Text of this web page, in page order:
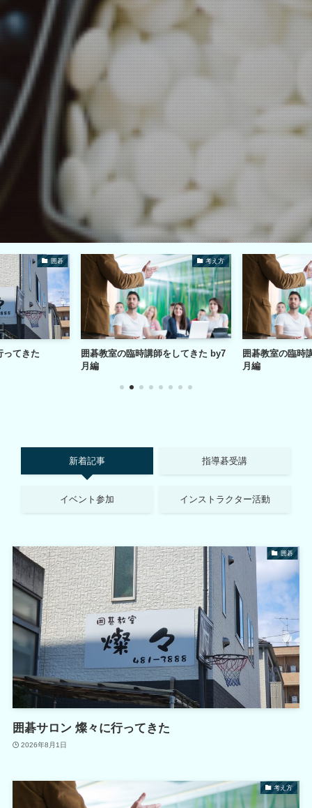
囲碁
ってきた
考え方
囲碁教室の臨時講師をしてきた by7
月編
囲碁教室の臨時
月編
新着記事 指導碁受講
イベント参加 インストラクター活動
囲碁
囲碁サロン 燦々に行ってきた
2026年8月1日
考え方